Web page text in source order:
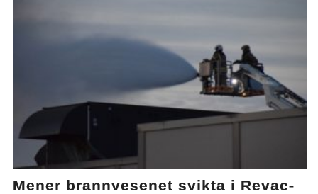
Mener brannvesenet svikta i Revac-